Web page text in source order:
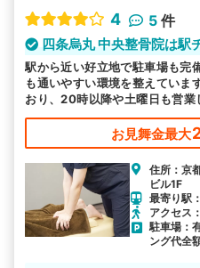
4
5 件
四条烏丸 中央整骨院は駅
駅から近い好立地で駐車場も完
も通いやすい環境を整えていま
おり、20時以降や土曜日も営
都合に合わせてお越しいただけ
お見舞金最大
住所：京
ビル1F
最寄り駅
アクセス
駐車場：
ング代全